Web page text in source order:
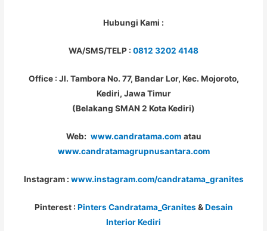
Hubungi Kami :
WA/SMS/TELP : 0812 3202 4148
Office : Jl. Tambora No. 77, Bandar Lor, Kec. Mojoroto,
Kediri, Jawa Timur
(Belakang SMAN 2 Kota Kediri)
Web: www.candratama.com atau
www.candratamagrupnusantara.com
Instagram : www.instagram.com/candratama_granites
Pinterest : Pinters Candratama_Granites&Desain
Interior Kediri